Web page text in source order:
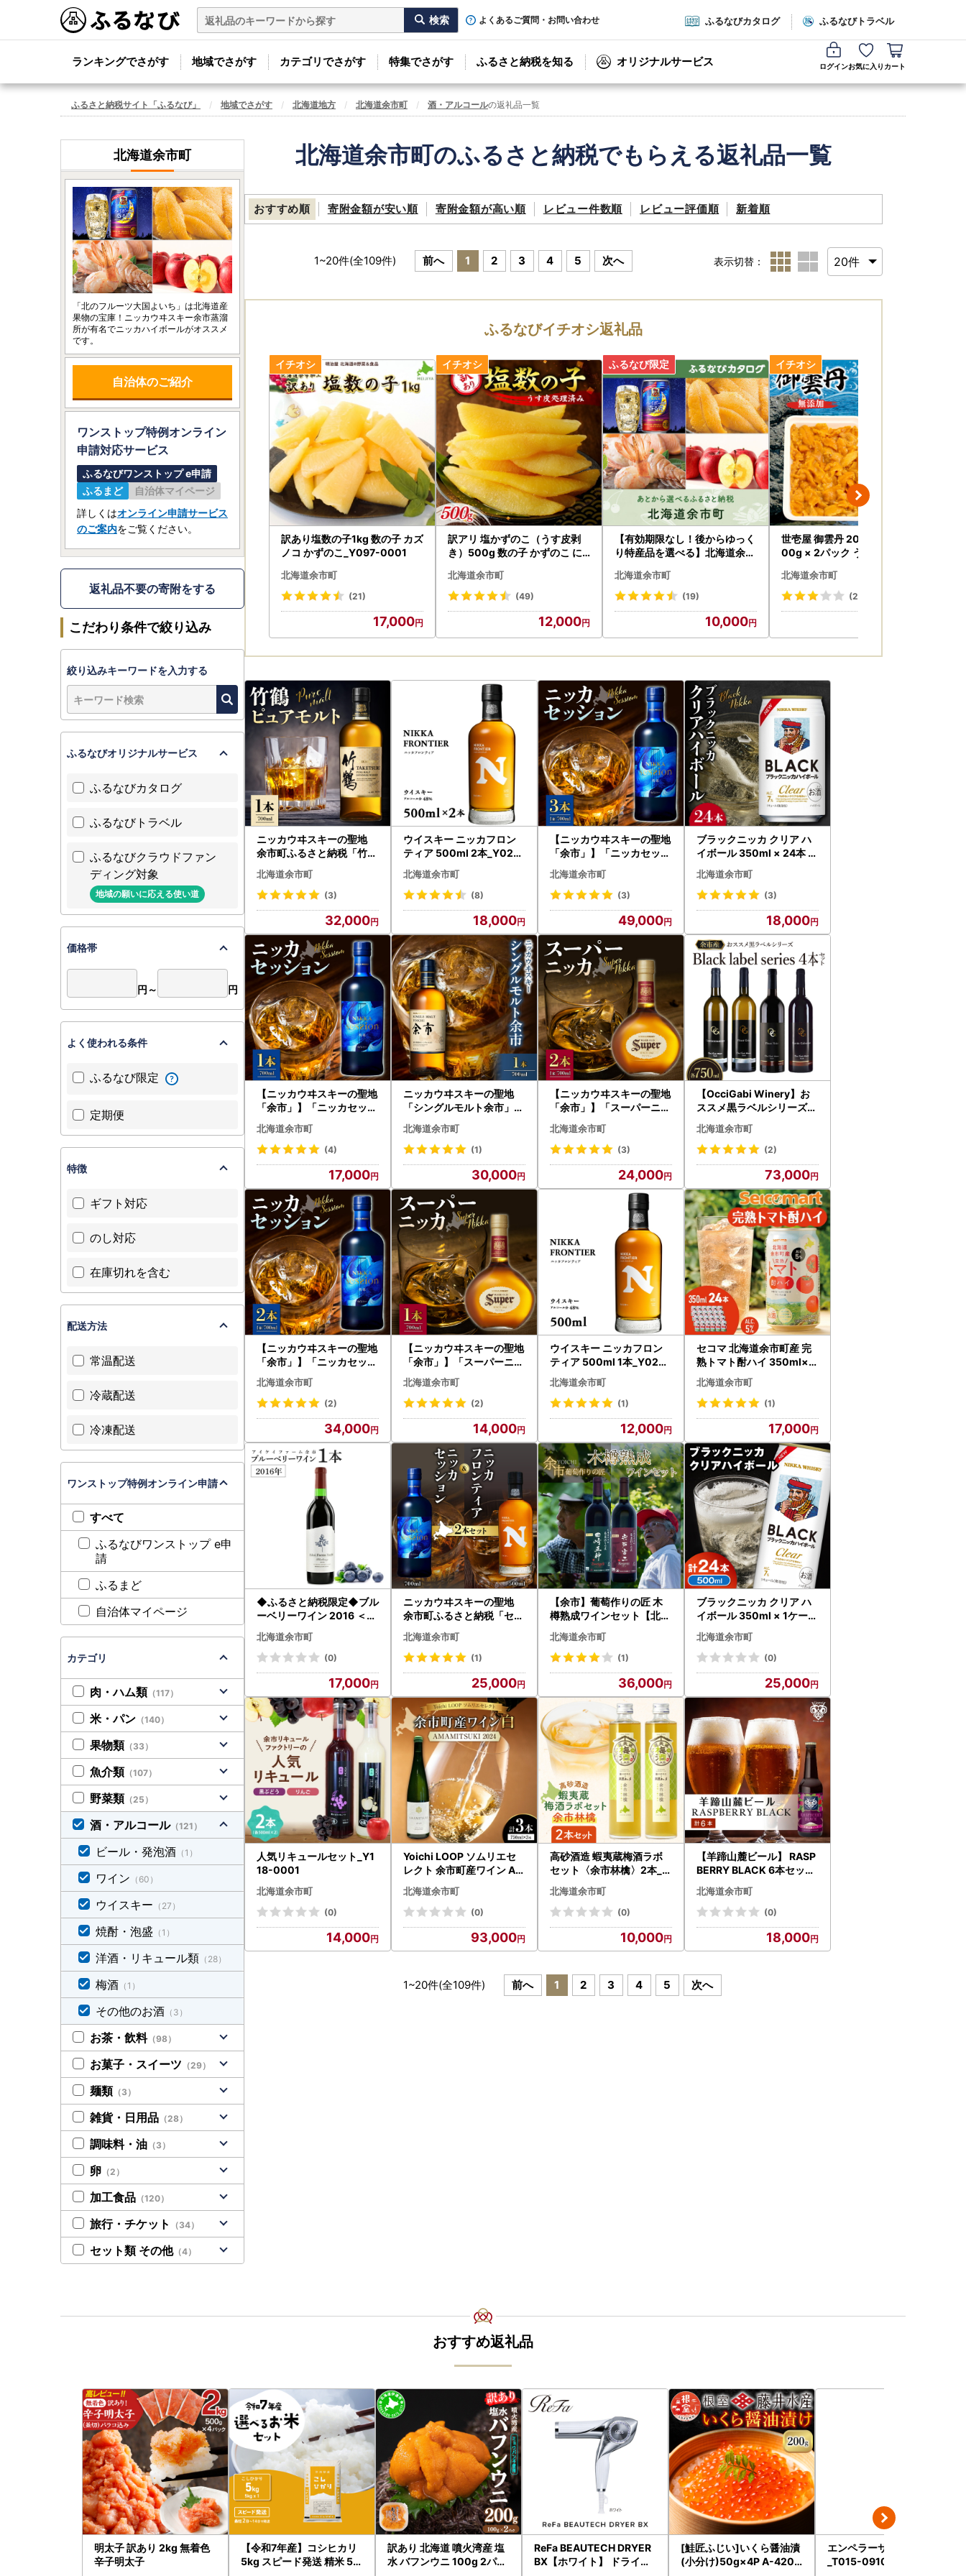
よくあるご質問・お問い合わせ ふるなびカタログ ふるなびトラベル
ランキングでさがす 地域でさがす カテゴリでさがす 特集でさがす ふるさと納税を知る オリジナルサービス ログインお気に入り カート
ふるさと納税サイト「ふるなび」 地域でさがす 北海道地方 北海道余市町 酒・アルコールの返礼品一覧
北海道余市町のふるさと納税でもらえる返礼品一覧
おすすめ順 寄附金額が安い順 寄附金額が高い順 レビュー件数順 レビュー評価順 新着順
1~20件(全109件) 前へ 1 2 3 4 5 次へ 表示切替：
ふるなびイチオシ返礼品
訳あり塩数の子1kg 数の子 カズ
ノコ かずのこ_Y097-0001
北海道余市町
(21)
17,000
訳アリ 塩かずのこ（うす皮剥
き）500g 数の子 かずのこ に
卵_Y126-0013
北海道余市町
(49)
12,000
【有効期限なし！後からゆっく
り特産品を選べる】北海道余市
北海道余市町
(19)
10,000
世壱屋 御雲丹 200g (チリ産) 1
00g × 2パック うに 雲丹 ウニ_
北海道余市町
(2)
ニッカウヰスキーの聖地
余市町ふるさと納税「竹鶴
ピュアモルト」1本_Y09
0-0052
北海道余市町
(3)
32,000
ウイスキー ニッカフロン
ティア 500ml 2本_Y020-
0658
北海道余市町
(8)
18,000
【ニッカウヰスキーの聖地
「余市」】「ニッカセッシ
ョン」 3本 ウイスキー 北
海道 国産_Y090-0026
北海道余市町
(3)
49,000
ブラックニッカ クリア ハ
イボール 350ml × 24本 ウ
イスキー ハイボール_Y09
0-0058
北海道余市町
(3)
18,000
【ニッカウヰスキーの聖地
「余市」】「ニッカセッシ
ョン」1本 ウイスキー_Y0
90-0061
北海道余市町
(4)
17,000
ニッカウヰスキーの聖地
「シングルモルト余市」1
本_Y090-0038
北海道余市町
(1)
30,000
【ニッカウヰスキーの聖地
「余市」】「スーパーニッ
カ」2本 ウイスキー_Y090
-0028
北海道余市町
(3)
24,000
【OcciGabi Winery】お
ススメ黒ラベルシリーズ４
本セット 【余市のワイン
】_Y012-0114
北海道余市町
(2)
73,000
【ニッカウヰスキーの聖地
「余市」】「ニッカセッシ
ョン」2本 ウイスキー 余市
蒸溜所_Y090-0025
北海道余市町
(2)
34,000
【ニッカウヰスキーの聖地
「余市」】「スーパーニッ
カ」ウイスキー_Y090-0
027
北海道余市町
(2)
14,000
ウイスキー ニッカフロン
ティア 500ml 1本_Y020-
0657
北海道余市町
(1)
12,000
セコマ 北海道余市町産 完
熟トマト酎ハイ 350ml×2
4本_Y020-0663
北海道余市町
(1)
17,000
◆ふるさと納税限定◆ブル
ーベリーワイン 2016 ＜ア
イケイファーム余市＞_Y0
20-0671
北海道余市町
(0)
17,000
ニッカウヰスキーの聖地
余市町ふるさと納税「セッ
ション」1本「フロンティ
ア」1本＜セット＞_Y090
-0048
北海道余市町
(1)
25,000
【余市】葡萄作りの匠 木
樽熟成ワインセット【北海
道】_Y034-0095
北海道余市町
(1)
36,000
ブラックニッカ クリア ハ
イボール 350ml × 1ケース
24本 ウイスキー ハイボー
ル_Y020-0733
北海道余市町
(0)
25,000
人気リキュールセット_Y1
18-0001
北海道余市町
(0)
14,000
Yoichi LOOP ソムリエセ
レクト 余市町産ワイン AM
AMITSUKI 2024【白】3
本セット_Y055-0074
北海道余市町
(0)
93,000
高砂酒造 蝦夷蔵梅酒ラボ
セット〈余市林檎〉2本_Y
020-0727
北海道余市町
(0)
10,000
【羊蹄山麓ビール】 RASP
BERRY BLACK 6本セット
_Y020-0193
北海道余市町
(0)
18,000
1~20件(全109件) 前へ 1 2 3 4 5 次へ
北海道余市町
「北のフルーツ大国よいち」は北海道産
果物の宝庫！ニッカウヰスキー余市蒸溜
所が有名でニッカハイボールがオススメ
です。
自治体のご紹介
ワンストップ特例オンライン
申請対応サービス
ふるなびワンストップ e申請
ふるまど
自治体マイページ
詳しくはオンライン申請サービス
のご案内をご覧ください。
返礼品不要の寄附をする
こだわり条件で絞り込み
絞り込みキーワードを入力する
ふるなびオリジナルサービス
ふるなびカタログ
ふるなびトラベル
ふるなびクラウドファン
ディング対象
地域の願いに応える使い道
価格帯
円～ 円
よく使われる条件
ふるなび限定
定期便
特徴
ギフト対応
のし対応
在庫切れを含む
配送方法
常温配送
冷蔵配送
冷凍配送
ワンストップ特例オンライン申請
すべて
ふるなびワンストップ e申
請
ふるまど
自治体マイページ
カテゴリ
肉・ハム類 （117）
米・パン （140）
果物類 （33）
魚介類 （107）
野菜類 （25）
酒・アルコール（121）
ビール・発泡酒 （1）
ワイン （60）
ウイスキー （27）
焼酎・泡盛 （1）
洋酒・リキュール類 （28）
梅酒 （1）
その他のお酒 （3）
お茶・飲料（98）
お菓子・スイーツ （29）
麺類 （3）
雑貨・日用品 （28）
調味料・油 （3）
卵 （2）
加工食品 （120）
旅行・チケット （34）
セット類 その他（4）
おすすめ返礼品
明太子 訳あり 2kg 無着色
辛子明太子
【令和7年産】コシヒカリ
5kg スピード発送 精米 5k
訳あり 北海道 噴火湾産 塩
水 バフンウニ 100g 2パッ
ReFa BEAUTECH DRYER
BX【ホワイト】 ドライヤ
[鮭匠ふじい]いくら醤油漬
(小分け)50g×4P A-4209
エンペラーサーモン 900g
_T015-0910